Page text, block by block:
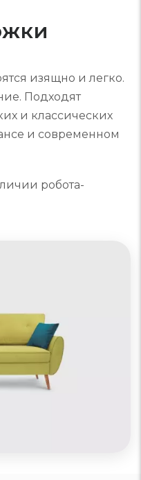
изящно и легко.
Подходят
и классических
и современном
робота-